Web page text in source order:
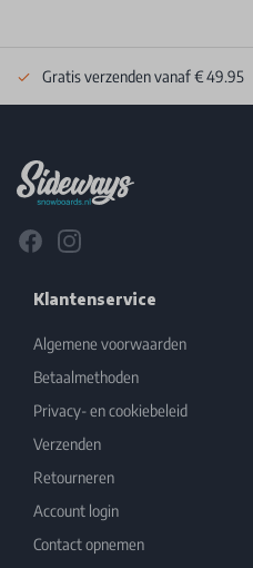
Gratis verzenden vanaf € 49.95
FacebookInstagram
Klantenservice
Algemene voorwaarden
Betaalmethoden
Privacy- en cookiebeleid
Verzenden
Retourneren
Account login
Contact opnemen